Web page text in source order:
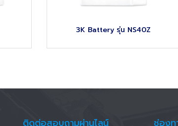
3K Battery รุ่น NS40Z
ติดต่อสอบถามผ่านไลน์ ช่องท